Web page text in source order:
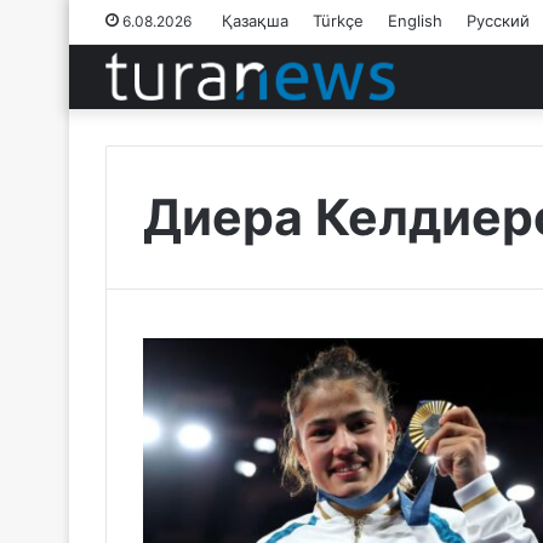
6.08.2026 Қазақша Türkçe English Русский
Диера